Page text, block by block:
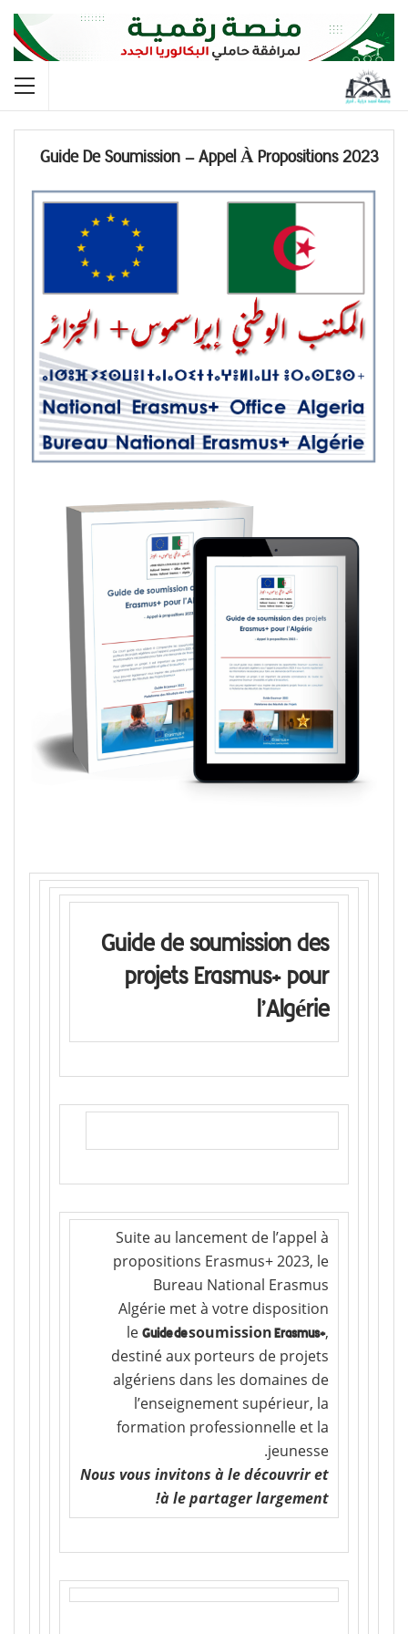
Guide De Soumission – Appel À Propositions 2023
Guide de soumission des
projets Erasmus+ pour
l’Algérie
Suite au lancement de l’appel à
propositions Erasmus+ 2023, le
Bureau National Erasmus
Algérie met à votre disposition
le Guide desoumissionErasmus+,
destiné aux porteurs de projets
algériens dans les domaines de
l’enseignement supérieur, la
formation professionnelle et la
jeunesse.
Nous vous invitons à le découvrir et
à le partager largement!